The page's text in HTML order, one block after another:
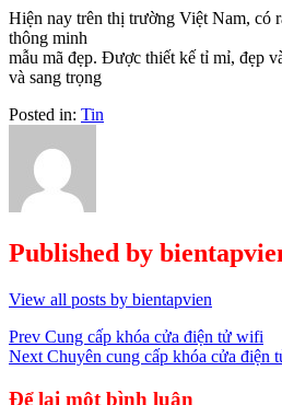
Hiện nay trên thị trường Việt Nam, có
thông minh
mẫu mã đẹp. Được thiết kế tỉ mỉ, đẹp
và sang trọng
Posted in: Tin
Published by
View all posts by bientapvien
Điều
hướng
Prev Cung cấp khóa cửa điện tử wifi
Next Chuyên cung cấp khóa cửa điện
Để lại một bình luận